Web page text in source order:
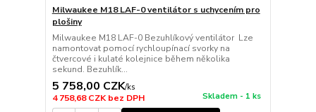
Milwaukee M18 LAF-0 ventilátor s uchycením pro
plošiny
Milwaukee M18 LAF-0 Bezuhlíkový ventilátor Lze
namontovat pomocí rychloupínací svorky na
čtvercové i kulaté kolejnice během několika
sekund. Bezuhlík...
5 758,00 CZK/ks
4 758,68 CZKbez DPH Skladem - 1 ks